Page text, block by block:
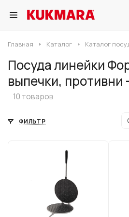
Главная Каталог Каталог
Посуда линейки
выпечки, противни
10 товаров
ФИЛЬТР